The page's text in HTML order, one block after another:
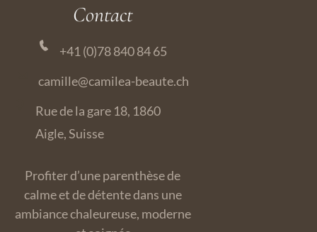
Contact
+41 (0)78 840 84 65
camille@camilea-beaute.ch
Rue de la gare 18, 1860
Aigle, Suisse
Profiter d’une parenthèse de
calme et de détente dans une
ambiance chaleureuse, moderne